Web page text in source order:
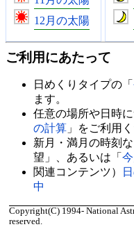
12月の太陽
ご利用にあたって
日めくりタイプの「
ます。
任意の場所や日時
の計算 」をご利用く
新月・満月の時刻
望」、あるいは「
関連コンテンツ）
中
Copyright(C) 1994- National
reserved.